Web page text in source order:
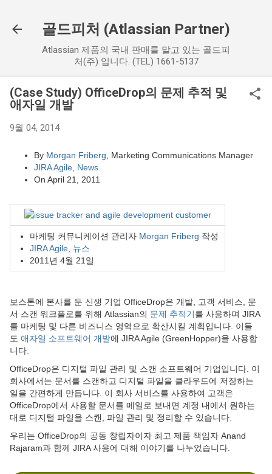
골드피처 (Atlassian Partner)
Atlassian 제품의 국내 판매를 맡고 있는 골드피
처(주) 입니다. (TEL) 1661-5137
(Case Study) OfficeDrop의 문제 추적 및
애자일 개발
9월 04, 2014
By Morgan Friberg , Marketing Communications Manager
JIRA Agile News
On April 21, 2011
마케팅 커뮤니케이션 관리자 Morgan Friberg 작성
JIRA Agile 뉴스
2011년 4월 21일
보스톤에 본사를 둔 신생 기업 OfficeDrop은 개발, 고객 서비스, 문
서 스캔 워크플로를 위해 Atlassian의 문제 추적기를 사용하며 JIRA
를 마케팅 및 다른 비즈니스 영역으로 확산시킬 계획입니다. 이들
도 애자일 소프트웨어 개발에 JIRA Agile (GreenHopper)을 사용합
니다.
OfficeDrop은 디지털 파일 관리 및 스캔 소프트웨어 기업입니다. 이
회사에서는 문서를 스캔하고 디지털 파일을 클라우드에 저장하는
일을 간편하게 만듭니다. 이 회사 서비스를 사용하여 고객은
OfficeDrop에서 사용할 문서를 메일로 보내면 계정 내에서 원하는
대로 디지털 파일을 스캔, 파일 관리 및 정리할 수 있습니다.
우리는 OfficeDrop의 공동 창립자이자 최고 제품 책임자 Anand
Rajaram과 함께 JIRA 사용에 대해 이야기를 나누었습니다.